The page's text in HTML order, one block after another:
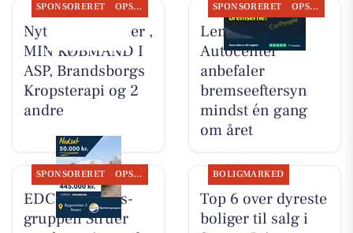
SPONSORERET OPSLAGSTAVLEN
Nyt fra HV Cykler ,
MIN KØBMAND I
ASP, Brandsborgs
Kropsterapi og 2
andre
SPONSORERET OPSLAGSTAVLEN
Lemvig
Autocenter
anbefaler
bremseeftersyn
mindst én gang
om året
SPONSORERET OPSLAGSTAVLEN
EDC Ejen­doms­
grup­pen Struer
BOLIGMARKED
Top 6 over dyreste
boliger til salg i